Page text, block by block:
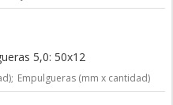
5,0: 50x12
Empulgueras (mm x cantidad)